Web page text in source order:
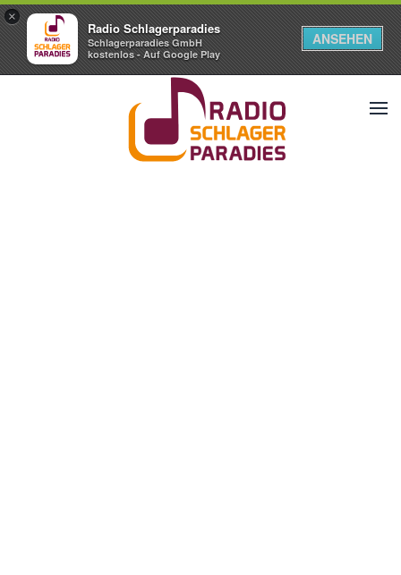
×
Radio Schlagerparadies
Schlagerparadies GmbH
kostenlos - Auf Google Play
ANSEHEN